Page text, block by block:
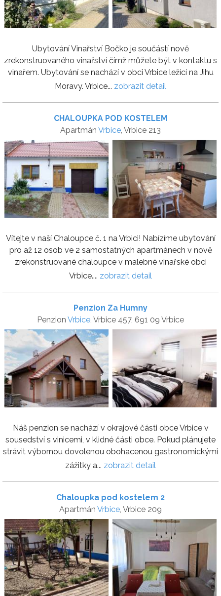
Ubytování Vinařství Bočko je součástí nově
zrekonstruovaného vinařství čímž můžete být v kontaktu s
vinařem. Ubytování se nachází v obci Vrbice ležící na Jihu
Moravy. Vrbice... zobrazit detail
CHALOUPKA POD KOSTELEM
Apartmán Vrbice, Vrbice 213
Vítejte v naší Chaloupce č. 1 na Vrbici! Nabízíme ubytování
pro až 12 osob ve 2 samostatných apartmánech v nově
zrekonstruované chaloupce v malebné vinařské obci
Vrbice.... zobrazit detail
Penzion Za Humny
Penzion Vrbice, Vrbice 457, 691 09 Vrbice
Náš penzion se nachází v okrajové části obce Vrbice v
sousedství s vinicemi, v klidné části obce. Pokud plánujete
strávit výbornou dovolenou obohacenou gastronomickými
zážitky a... zobrazit detail
Chaloupka pod kostelem 2
Apartmán Vrbice, Vrbice 209